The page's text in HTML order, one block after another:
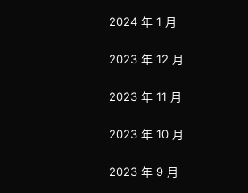
2024 年 1 月
2023 年 12 月
2023 年 11 月
2023 年 10 月
2023 年 9 月